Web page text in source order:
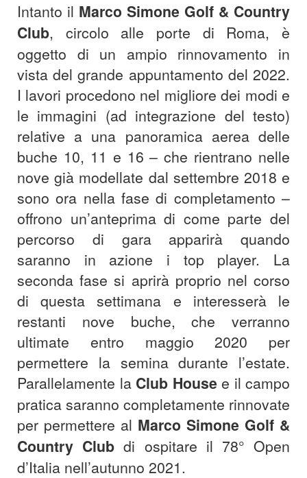
Intanto il Marco Simone Golf & Country
Club, circolo alle porte di Roma, è
oggetto di un ampio rinnovamento in
vista del grande appuntamento del 2022.
I lavori procedono nel migliore dei modi e
le immagini (ad integrazione del testo)
relative a una panoramica aerea delle
buche 10, 11 e 16 – che rientrano nelle
nove già modellate dal settembre 2018 e
sono ora nella fase di completamento –
offrono un’anteprima di come parte del
percorso di gara apparirà quando
saranno in azione i top player. La
seconda fase si aprirà proprio nel corso
di questa settimana e interesserà le
restanti nove buche, che verranno
ultimate entro maggio 2020 per
permettere la semina durante l’estate.
Parallelamente la Club Housee il campo
pratica saranno completamente rinnovate
per permettere al Marco Simone Golf &
Country Club di ospitare il 78° Open
d’Italia nell’autunno 2021.